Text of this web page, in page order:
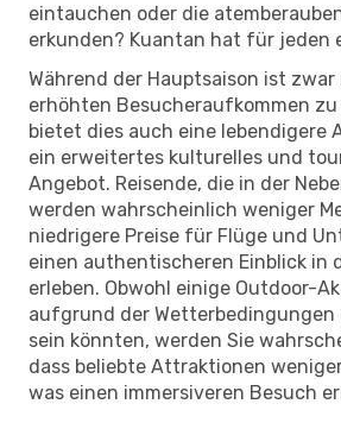
eintauchen oder die
erkunden? Kuantan hat für jeden
Während der Hauptsaison ist zwar
erhöhten Besucheraufkommen
bietet dies auch eine lebendigere
ein erweitertes kulturelles und
Angebot. Reisende, die in der
werden wahrscheinlich weniger
niedrigere Preise für Flüge und
einen authentischeren Einblick in
erleben. Obwohl einige Outdoor-
aufgrund der Wetterbedingungen
sein könnten, werden Sie
dass beliebte Attraktionen
was einen immersiveren Besuch